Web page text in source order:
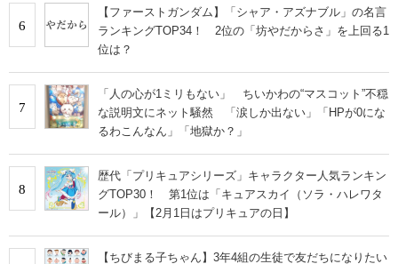
6
【ファーストガンダム】「シャア・アズナブル」の名言
ランキングTOP34！ 2位の「坊やだからさ」を上回る1
位は？
7
「人の心が1ミリもない」 ちいかわの“マスコット”不穏
な説明文にネット騒然 「涙しか出ない」「HPが0にな
るわこんなん」「地獄か？」
8
歴代「プリキュアシリーズ」キャラクター人気ランキン
グTOP30！ 第1位は「キュアスカイ（ソラ・ハレワタ
ール）」【2月1日はプリキュアの日】
【ちびまる子ちゃん】3年4組の生徒で友だちになりたい